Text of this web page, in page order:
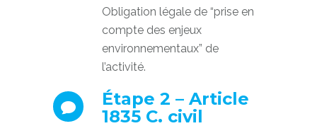
Obligation légale de “prise en
compte des enjeux
environnementaux” de
l’activité.
Étape 2 – Article
1835 C. civil